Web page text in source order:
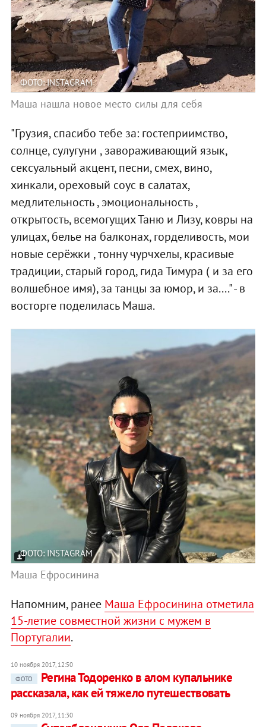
ФОТО: INSTAGRAM
Маша нашла новое место силы для себя
"Грузия, спасибо тебе за: гостеприимство,
солнце, сулугуни , завораживающий язык,
сексуальный акцент, песни, смех, вино,
хинкали, ореховый соус в салатах,
медлительность , эмоциональность ,
открытость, всемогущих Таню и Лизу, ковры на
улицах, белье на балконах, горделивость, мои
новые серёжки , тонну чурчхелы, красивые
традиции, старый город, гида Тимура ( и за его
волшебное имя), за танцы за юмор, и за...." - в
восторге поделилась Маша.
ФОТО: INSTAGRAM
Маша Ефросинина
Напомним, ранее Маша Ефросинина отметила
15-летие совместной жизни с мужем в
Португалии.
10 ноября 2017, 12:50
ФОТО
Регина Тодоренко в алом купальнике
рассказала, как ей тяжело путешествовать
09 ноября 2017, 11:30